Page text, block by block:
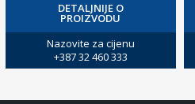
DETALJNIJE O
PROIZVODU
Nazovite za cijenu
+387 32 460 333